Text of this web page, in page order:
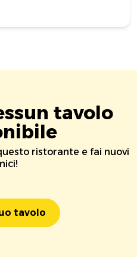
tavolo
ristorante e fai nuovi
tavolo